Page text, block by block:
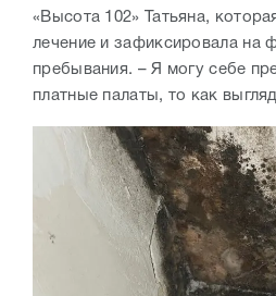
«Высота 102» Татьяна,
лечение и зафиксировала на
пребывания. – Я могу себе
платные палаты, то как